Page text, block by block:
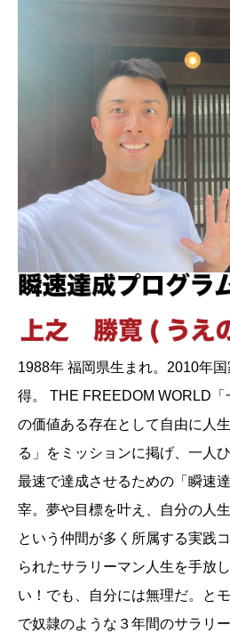
1988年 福岡県生まれ。2010年
得。 THE FREEDOM WORLD「
の価値ある存在として自由に人
る」をミッションに掲げ、一人
最速で達成させるための「瞬速
宰。夢や目標を叶え、自分の人
という仲間が多く所属する実践
られたサラリーマン人生を手放
い！でも、自分には無理だ。と
で奴隷のような３年間のサラリ